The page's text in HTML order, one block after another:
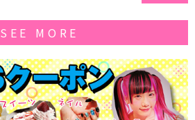
SEE MORE